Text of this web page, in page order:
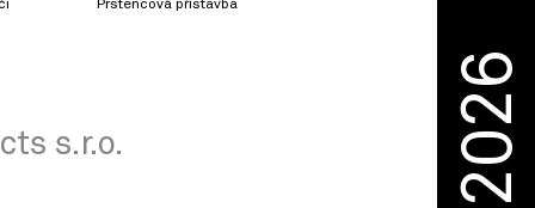
Prstencová přístavba
s.r.o. 2026